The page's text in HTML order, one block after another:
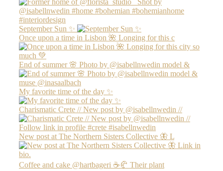
September Sun ✨
Once upon a time in Lisbon 🌺 Longing for this c
End of summer 🌸 Photo by @isabellnwedin model &
My favorite time of the day ✨
Charismatic Crete // New post by @isabellnwedin //
New post at The Northern Sisters Collective 🦋 L
Coffee and cake @hartbageri ☕️🥐 Their plant